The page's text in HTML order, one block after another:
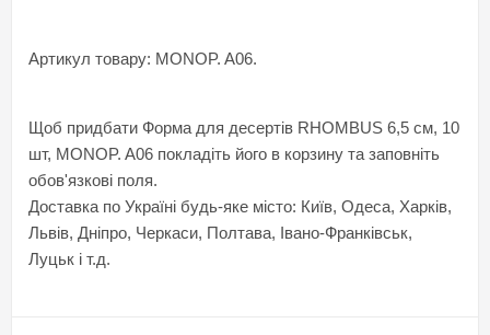
Артикул товару: MONOP. A06.
Щоб придбати Форма для десертів RHOMBUS 6,5 см, 10
шт, MONOP. A06 покладіть його в корзину та заповніть
обов'язкові поля.
Доставка по Україні будь-яке місто: Київ, Одеса, Харків,
Львів, Дніпро, Черкаси, Полтава, Івано-Франківськ,
Луцьк і т.д.